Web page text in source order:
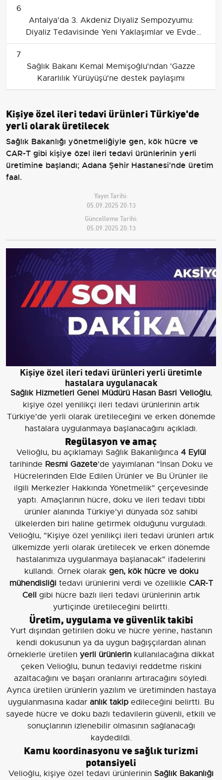
6
Antalya'da 3. Akdeniz Diyaliz Sempozyumu:
Diyaliz Tedavisinde Yeni Yaklaşımlar ve Evde
Diyaliz Vurgusu
7
Sağlık Bakanı Kemal Memişoğlu'ndan 'Gazze
Kararlılık Yürüyüşü'ne destek paylaşımı
Kişiye özel ileri tedavi ürünleri Türkiye'de
yerli olarak üretilecek
Sağlık Bakanlığı yönetmeliğiyle gen, kök hücre ve
CAR-T gibi kişiye özel ileri tedavi ürünlerinin yerli
üretimine başlandı; Adana Şehir Hastanesi'nde üretim
faal.
Yayın Tarihi:
05.09.2025 20:13
Güncelleme Tarihi:
05.09.2025 20:13
Kişiye özel ileri tedavi ürünleri yerli üretimle
hastalara uygulanacak
Sağlık Hizmetleri Genel Müdürü Hasan Basri Velioğlu,
kişiye özel yenilikçi ileri tedavi ürünlerinin artık
Türkiye'de yerli olarak üretileceğini ve erken dönemde
hastalara uygulanmaya başlanacağını açıkladı.
Regülasyon ve amaç
Velioğlu, bu açıklamayı Sağlık Bakanlığınca 4 Eylül
tarihinde Resmi Gazete'de yayımlanan "İnsan Doku ve
Hücrelerinden Elde Edilen Ürünler ve Bu Ürünler ile
ilgili Merkezler Hakkında Yönetmelik" çerçevesinde
yaptı. Amaçlarının hücre, doku ve ileri tedavi tıbbi
ürünler alanında Türkiye'yi dünyada söz sahibi
ülkelerden biri haline getirmek olduğunu vurguladı.
Velioğlu, "Kişiye özel yenilikçi ileri tedavi ürünleri artık
ülkemizde yerli olarak üretilecek ve erken dönemde
hastalarımıza uygulanmaya başlanacak" ifadelerini
kullandı. Örnek olarak gen, kök hücre ve doku
mühendisliğitedavi ürünlerini verdi ve özellikle CAR-T
Cell gibi hücre bazlı ileri tedavi ürünlerinin artık
yurtiçinde üretileceğini belirtti.
Üretim, uygulama ve güvenlik takibi
Yurt dışından getirilen doku ve hücre yerine, hastanın
kendi dokusunun ya da uygun bağışçılardan alınan
örneklerle üretilen yerli ürünlerin kullanılacağına dikkat
çeken Velioğlu, bunun tedaviyi reddetme riskini
azaltacağını ve başarı oranlarını artıracağını söyledi.
Ayrıca üretilen ürünlerin yazılım ve üretiminden hastaya
uygulanmasına kadar anlık takip edileceğini belirtti. Bu
sayede hücre ve doku bazlı tedavilerin güvenli, etkili ve
sonuçlarının izlenebilir olmasının sağlanacağı
kaydedildi.
Kamu koordinasyonu ve sağlık turizmi
potansiyeli
Velioğlu, kişiye özel tedavi ürünlerinin Sağlık Bakanlığı